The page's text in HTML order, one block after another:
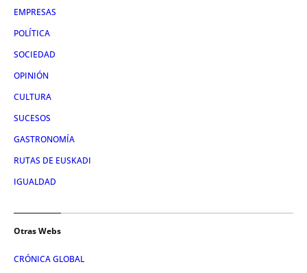
EMPRESAS
POLÍTICA
SOCIEDAD
OPINIÓN
CULTURA
SUCESOS
GASTRONOMÍA
RUTAS DE EUSKADI
IGUALDAD
Otras Webs
CRÓNICA GLOBAL